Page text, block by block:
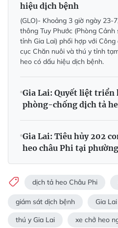
hiệu dịch bệnh
(GLO)- Khoảng 3 giờ ngày 23-
thông Tuy Phước (Phòng
tỉnh Gia Lai) phối hợp với Công
cục Chăn nuôi và thú y tỉnh
heo có dấu hiệu dịch bệnh.
Gia Lai: Quyết liệt triển
phòng-chống dịch tả
Gia Lai: Tiêu hủy 202
heo châu Phi tại
dịch tả heo Châu Phi
giám sát dịch bệnh Gia Lai
thú y Gia Lai xe chở heo